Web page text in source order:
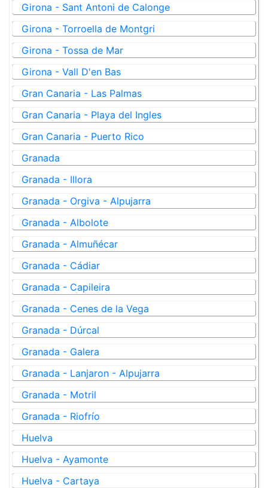
Girona - Sant Antoni de Calonge
Girona - Torroella de Montgri
Girona - Tossa de Mar
Girona - Vall D'en Bas
Gran Canaria - Las Palmas
Gran Canaria - Playa del Ingles
Gran Canaria - Puerto Rico
Granada
Granada - Illora
Granada - Orgiva - Alpujarra
Granada - Albolote
Granada - Almuñécar
Granada - Cádiar
Granada - Capileira
Granada - Cenes de la Vega
Granada - Dúrcal
Granada - Galera
Granada - Lanjaron - Alpujarra
Granada - Motril
Granada - Riofrío
Huelva
Huelva - Ayamonte
Huelva - Cartaya